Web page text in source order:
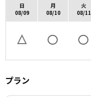
日
08/09
月
08/10
火
08/11
プラン